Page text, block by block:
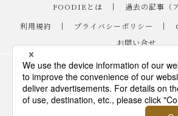
FOODIEとは ｜
過去の記事（
｜
利用規約 ｜ プライバシーポリシー ｜
お問い合せ
レシピ ｜
スイーツ
｜
手土産・ギフト ｜ ニュース・イベント ｜
読み物・コラム
｜ バイヤーのイチオシ！